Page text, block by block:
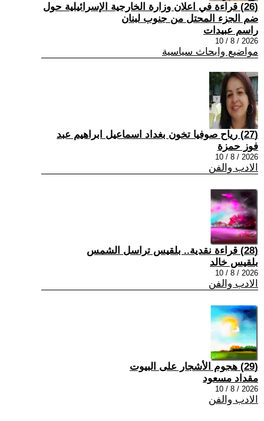
(26) قراءة في اعلان وزارة الخارجية الإسرائيلية حول
ضم الجزء المحتل من جنوب لبنان
راسم عبيدات
2026 / 8 / 10
مواضيع وابحاث سياسية
(27) رياح صوفيا تخون بغداد اسماعيل ابراهيم عبد
فوز حمزة
2026 / 8 / 10
الادب والفن
(28) قراءة نقدية.. بلقيس تراسل الشمس
بلقيس خالد
2026 / 8 / 10
الادب والفن
(29) هجوم الأشجار على البيوت
مقداد مسعود
2026 / 8 / 10
الادب والفن